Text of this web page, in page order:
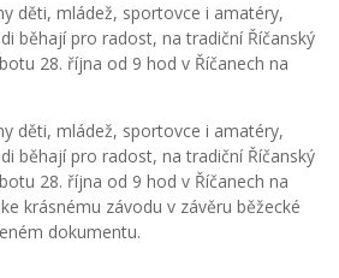
děti, mládež, sportovce i amatéry,
běhají pro radost, na tradiční Říčanský
28. října od 9 hod v Říčanech na
děti, mládež, sportovce i amatéry,
běhají pro radost, na tradiční Říčanský
28. října od 9 hod v Říčanech na
krásnému závodu v závěru běžecké
dokumentu.